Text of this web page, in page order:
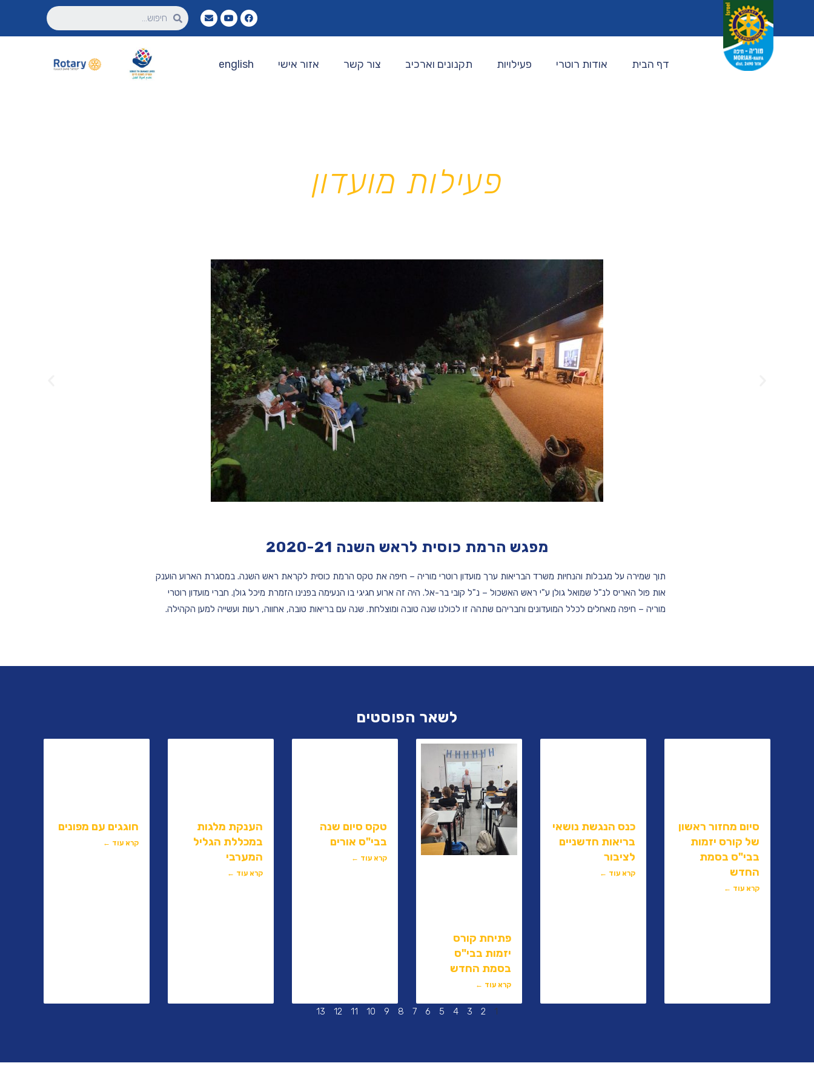
דף הבית אודות רוטרי פעילויות תקנונים וארכיב צור קשר אזור אישי english
מועדון רוטרי
פעילות מועדון
מפגש הרמת כוסית לראש השנה 2020-21
תוך שמירה על מגבלות והנחיות משרד הבריאות ערך מועדון רוטרי מוריה – חיפה את טקס הרמת כוסית לקראת ראש השנה. במסגרת הארוע הוענק
אות פול האריס לנ"ל שמואל גולן ע"י ראש האשכול – נ"ל קובי בר-אל. היה זה ארוע חגיגי בו הנעימה בפנינו הזמרת מיכל גולן. חברי מועדון רוטרי
מוריה – חיפה מאחלים לכלל המועדונים וחבריהם שתהה זו לכולנו שנה טובה ומוצלחת. שנה עם בריאות טובה, אחווה, רעות ועשייה למען הקהילה.
לשאר הפוסטים
סיום מחזור ראשון
של קורס יזמות
בבי"ס בסמת
החדש
קרא עוד ←
כנס הנגשת נושאי
בריאות חדשניים
לציבור
קרא עוד ←
פתיחת קורס
יזמות בבי"ס
בסמת החדש
קרא עוד ←
טקס סיום שנה
בבי"ס אורים
קרא עוד ←
הענקת מלגות
במכללת הגליל
המערבי
קרא עוד ←
חוגגים עם מפונים
קרא עוד ←
1
2
3
4
5
6
7
8
9
10
11
12
13